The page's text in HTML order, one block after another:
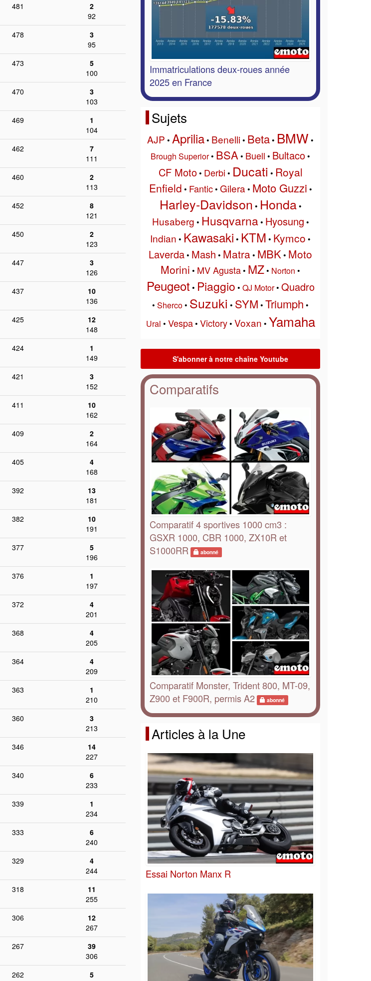
481
2
92
478
3
95
473
5
100
470
3
103
469
1
104
462
7
111
460
2
113
452
8
121
450
2
123
447
3
126
437
10
136
425
12
148
424
1
149
421
3
152
411
10
162
409
2
164
405
4
168
392
13
181
382
10
191
377
5
196
376
1
197
372
4
201
368
4
205
364
4
209
363
1
210
360
3
213
346
14
227
340
6
233
339
1
234
333
6
240
329
4
244
318
11
255
306
12
267
267
39
306
262
5
Immatriculations deux-roues année
2025 en France
Sujets
AJP • Aprilia• Benelli• Beta• BMW •
Brough Superior• BSA • Buell • Bultaco•
CF Moto• Derbi • Ducati • Royal
Enfield • Fantic• Gilera • Moto Guzzi •
Harley-Davidson • Honda•
Husaberg • Husqvarna• Hyosung •
Indian • Kawasaki • KTM • Kymco •
Laverda• Mash • Matra• MBK • Moto
Morini • MV Agusta• MZ• Norton •
Peugeot • Piaggio • QJ Motor• Quadro
• Sherco• Suzuki • SYM • Triumph •
Ural • Vespa• Victory• Voxan • Yamaha
Comparatifs
Comparatif 4 sportives 1000 cm3 :
GSXR 1000, CBR 1000, ZX10R et
S1000RR
abonné
Comparatif Monster, Trident 800, MT-09,
Z900 et F900R, permis A2
abonné
Articles à la Une
Essai Norton Manx R